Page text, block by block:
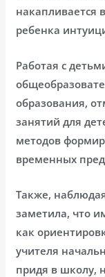
накапливается
ребенка
Работая с
образования,
занятий для
методов
временных
Также,
заметила, что
как
учителя
придя в школу,